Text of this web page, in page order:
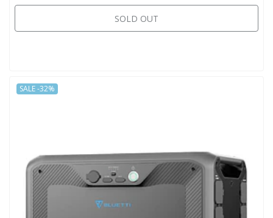
SOLD OUT
SALE -32%